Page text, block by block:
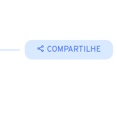
COMPARTILHE